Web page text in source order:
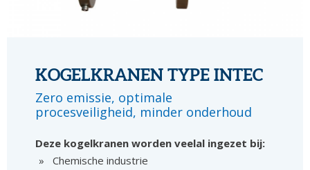
KOGELKRANEN TYPE INTEC
Zero emissie, optimale
procesveiligheid, minder onderhoud
Deze kogelkranen worden veelal ingezet bij:
Chemische industrie